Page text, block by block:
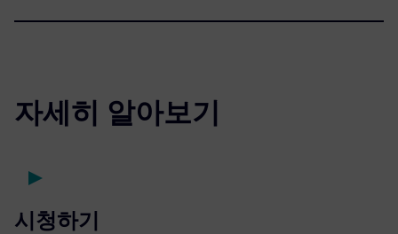
자세히 알아보기
시청하기